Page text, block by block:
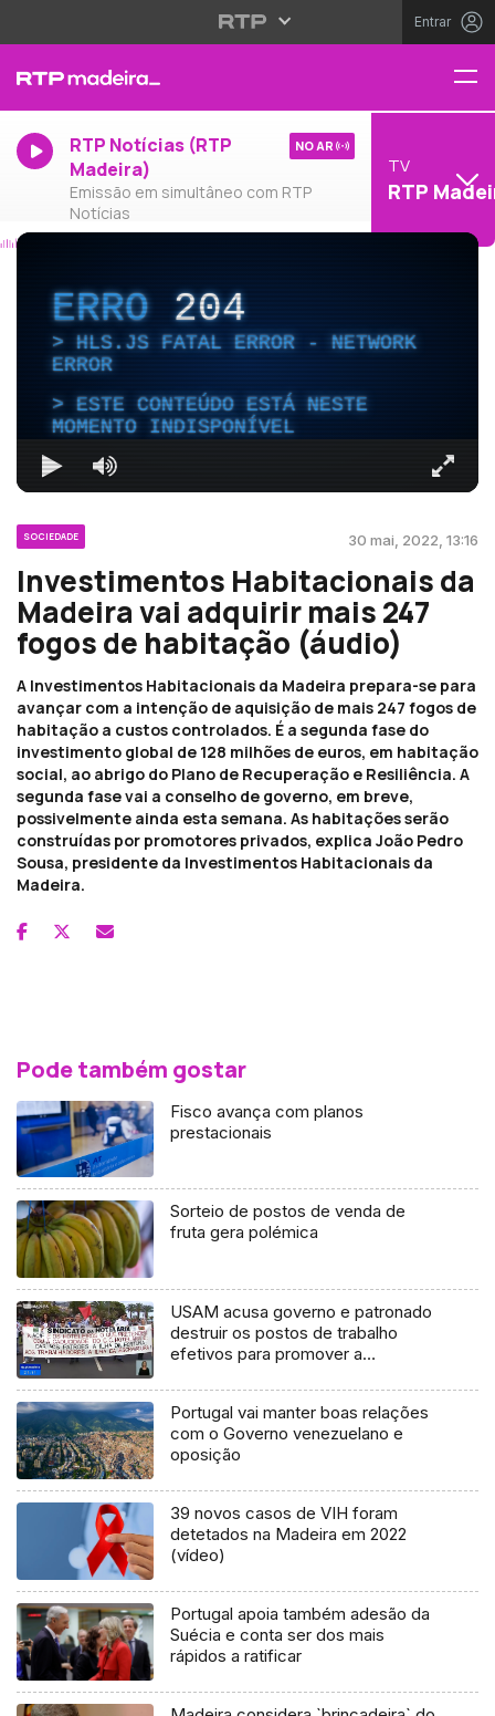
Entrar
RTP Notícias (RTP
Madeira)
Emissão em simultâneo com RTP
Notícias
NO AR
TV
RTP
ERRO204
HLS.JS FATAL ERROR - NETWORK
ERROR
ESTE CONTEÚDO ESTÁ NESTE
MOMENTO INDISPONÍVEL
SOCIEDADE 30 mai, 2022, 13:16
Investimentos Habitacionais da
Madeira vai adquirir mais 247
fogos de habitação (áudio)
A Investimentos Habitacionais da Madeira prepara-se para
avançar com a intenção de aquisição de mais 247 fogos de
habitação a custos controlados. É a segunda fase do
investimento global de 128 milhões de euros, em habitação
social, ao abrigo do Plano de Recuperação e Resiliência. A
segunda fase vai a conselho de governo, em breve,
possivelmente ainda esta semana. As habitações serão
construídas por promotores privados, explica João Pedro
Sousa, presidente da Investimentos Habitacionais da
Madeira.
Pode também gostar
Fisco avança com planos
prestacionais
Sorteio de postos de venda de
fruta gera polémica
USAM acusa governo e patronado
destruir os postos de trabalho
efetivos para promover a
Portugal vai manter boas relações
com o Governo venezuelano e
oposição
39 novos casos de VIH foram
detetados na Madeira em 2022
(vídeo)
Portugal apoia também adesão da
Suécia e conta ser dos mais
rápidos a ratificar